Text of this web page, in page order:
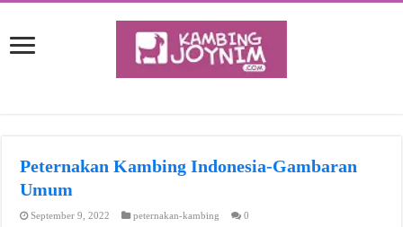
Peternakan Kambing Indonesia-Gambaran
Umum
September 9, 2022 peternakan-kambing 0